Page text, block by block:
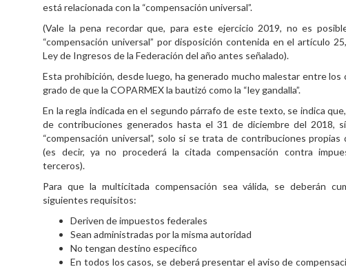
está relacionada con la “compensación universal”.
(Vale la pena recordar que, para este ejercicio 2019, no es
“compensación universal” por disposición contenida en el artículo
Ley de Ingresos de la Federación del año antes señalado).
Esta prohibición, desde luego, ha generado mucho malestar entre los
grado de que la COPARMEX la bautizó como la “ley gandalla”.
En la regla indicada en el segundo párrafo de este texto, se indica
de contribuciones generados hasta el 31 de diciembre del 2018,
“compensación universal”, solo si se trata de contribuciones
(es decir, ya no procederá la citada compensación contra
terceros).
Para que la multicitada compensación sea válida, se deberán
siguientes requisitos:
Deriven de impuestos federales
Sean administradas por la misma autoridad
No tengan destino específico
En todos los casos, se deberá presentar el aviso de